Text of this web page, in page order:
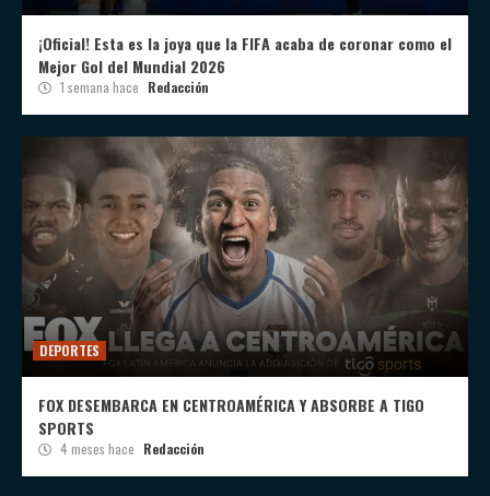
¡Oficial! Esta es la joya que la FIFA acaba de coronar como el
Mejor Gol del Mundial 2026
1 semana hace Redacción
DEPORTES
FOX DESEMBARCA EN CENTROAMÉRICA Y ABSORBE A TIGO
SPORTS
4 meses hace Redacción